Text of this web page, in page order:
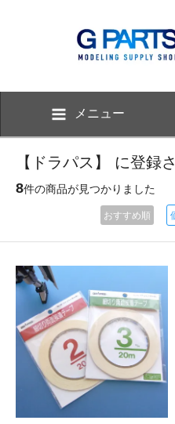
メニュー
【ドラパス】 に登録
8件の商品が見つかりました
おすすめ順